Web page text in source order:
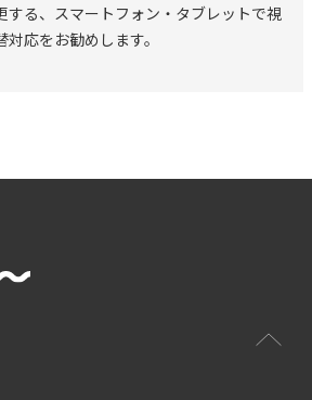
する、スマートフォン・タブレットで視
応をお勧めします。